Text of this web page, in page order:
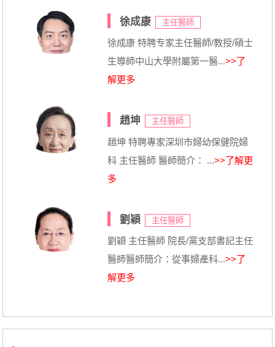
徐成康 主任醫師
徐成康 特聘专家主任醫師/教授/碩士
生導師中山大學附屬第一醫...>>了
解更多
趙坤 主任醫師
趙坤 特聘專家深圳市婦幼保健院婦
科 主任醫師 醫師簡介： ...>>了解更
多
劉穎 主任醫師
劉穎 主任醫師 院長/黨支部書記主任
醫師醫師簡介：從事婦產科...>>了
解更多